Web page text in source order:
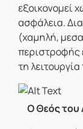
εξοικονομεί
ασφάλεια.
(χαμηλή,
περιστροφής
τη
Ο Θεός του